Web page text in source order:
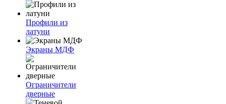
Профили из
латуни
Экраны МДФ
Ограничители
дверные